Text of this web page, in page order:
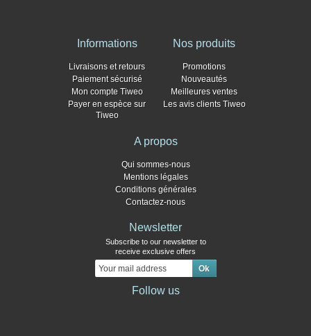
Informations
Livraisons et retours
Paiement sécurisé
Mon compte Tiweo
Payer en espèce sur
Tiweo
Nos produits
Promotions
Nouveautés
Meilleures ventes
Les avis clients Tiweo
A propos
Qui sommes-nous
Mentions légales
Conditions générales
Contactez-nous
Newsletter
Subscribe to our newsletter to
receive exclusive offers
Follow us